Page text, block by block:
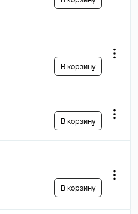
В корзину
В корзину
В корзину